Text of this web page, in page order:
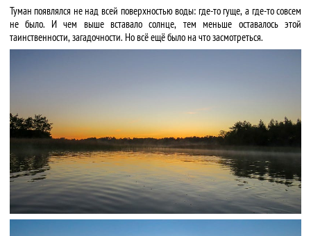
Туман появлялся не над всей поверхностью воды: где-то гуще, а где-то совсем
не было. И чем выше вставало солнце, тем меньше оставалось этой
таинственности, загадочности. Но всё ещё было на что засмотреться.